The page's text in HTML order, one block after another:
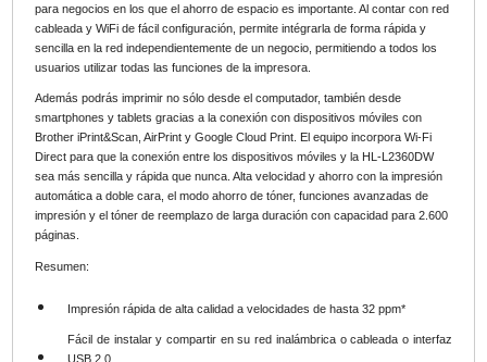
para negocios en los que el ahorro de espacio es importante. Al contar con red
cableada y WiFi de fácil configuración, permite intégrarla de forma rápida y
sencilla en la red independientemente de un negocio, permitiendo a todos los
usuarios utilizar todas las funciones de la impresora.
Además podrás imprimir no sólo desde el computador, también desde
smartphones y tablets gracias a la conexión con dispositivos móviles con
Brother iPrint&Scan, AirPrint y Google Cloud Print. El equipo incorpora Wi-Fi
Direct para que la conexión entre los dispositivos móviles y la HL-L2360DW
sea más sencilla y rápida que nunca. Alta velocidad y ahorro con la impresión
automática a doble cara, el modo ahorro de tóner, funciones avanzadas de
impresión y el tóner de reemplazo de larga duración con capacidad para 2.600
páginas.
Resumen:
Impresión rápida de alta calidad a velocidades de hasta 32 ppm*
Fácil de instalar y compartir en su red inalámbrica o cableada o interfaz
USB 2.0